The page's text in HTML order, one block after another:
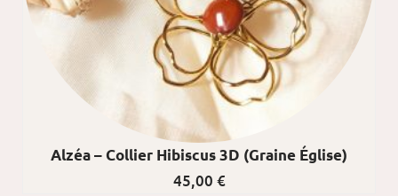
Alzéa – Collier Hibiscus 3D (graine Église)
45,00 €